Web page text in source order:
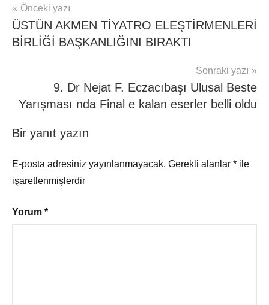
Yazı
gezinmesi
Önceki yazı
ÜSTÜN AKMEN TİYATRO ELEŞTİRMENLERİ
BİRLİĞİ BAŞKANLIĞINI BIRAKTI
Sonraki yazı
9. Dr Nejat F. Eczacıbaşı Ulusal Beste
Yarışması nda Final e kalan eserler belli oldu
Bir yanıt yazın
E-posta adresiniz yayınlanmayacak. Gerekli alanlar * ile
işaretlenmişlerdir
Yorum *